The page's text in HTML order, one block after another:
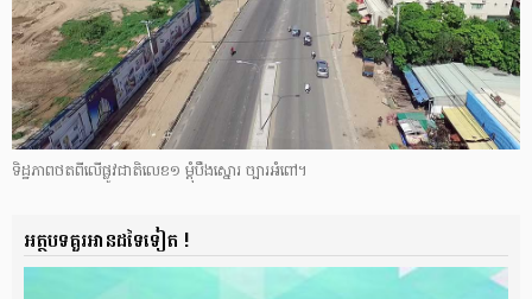
ទិដ្ឋភាព​ថត​ពី​លើ​ផ្លូវ​ជាតិ​លេខ​១ ម្ដុំ​បឹង​ស្នោរ ច្បារ​អំពៅ។
អត្ថបទគួរអានដទៃទៀត !